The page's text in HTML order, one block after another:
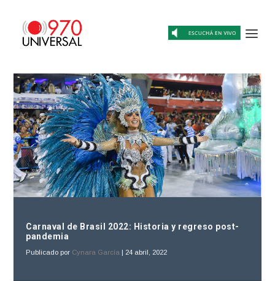
Carnaval de Brasil 2022: Historia y regreso post-
pandemia
Publicado por Cynara García | 24 abril, 2022